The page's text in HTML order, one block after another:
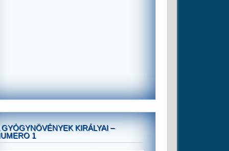
GYÓGYNÖVÉNYEK KIRÁLYAI –
1